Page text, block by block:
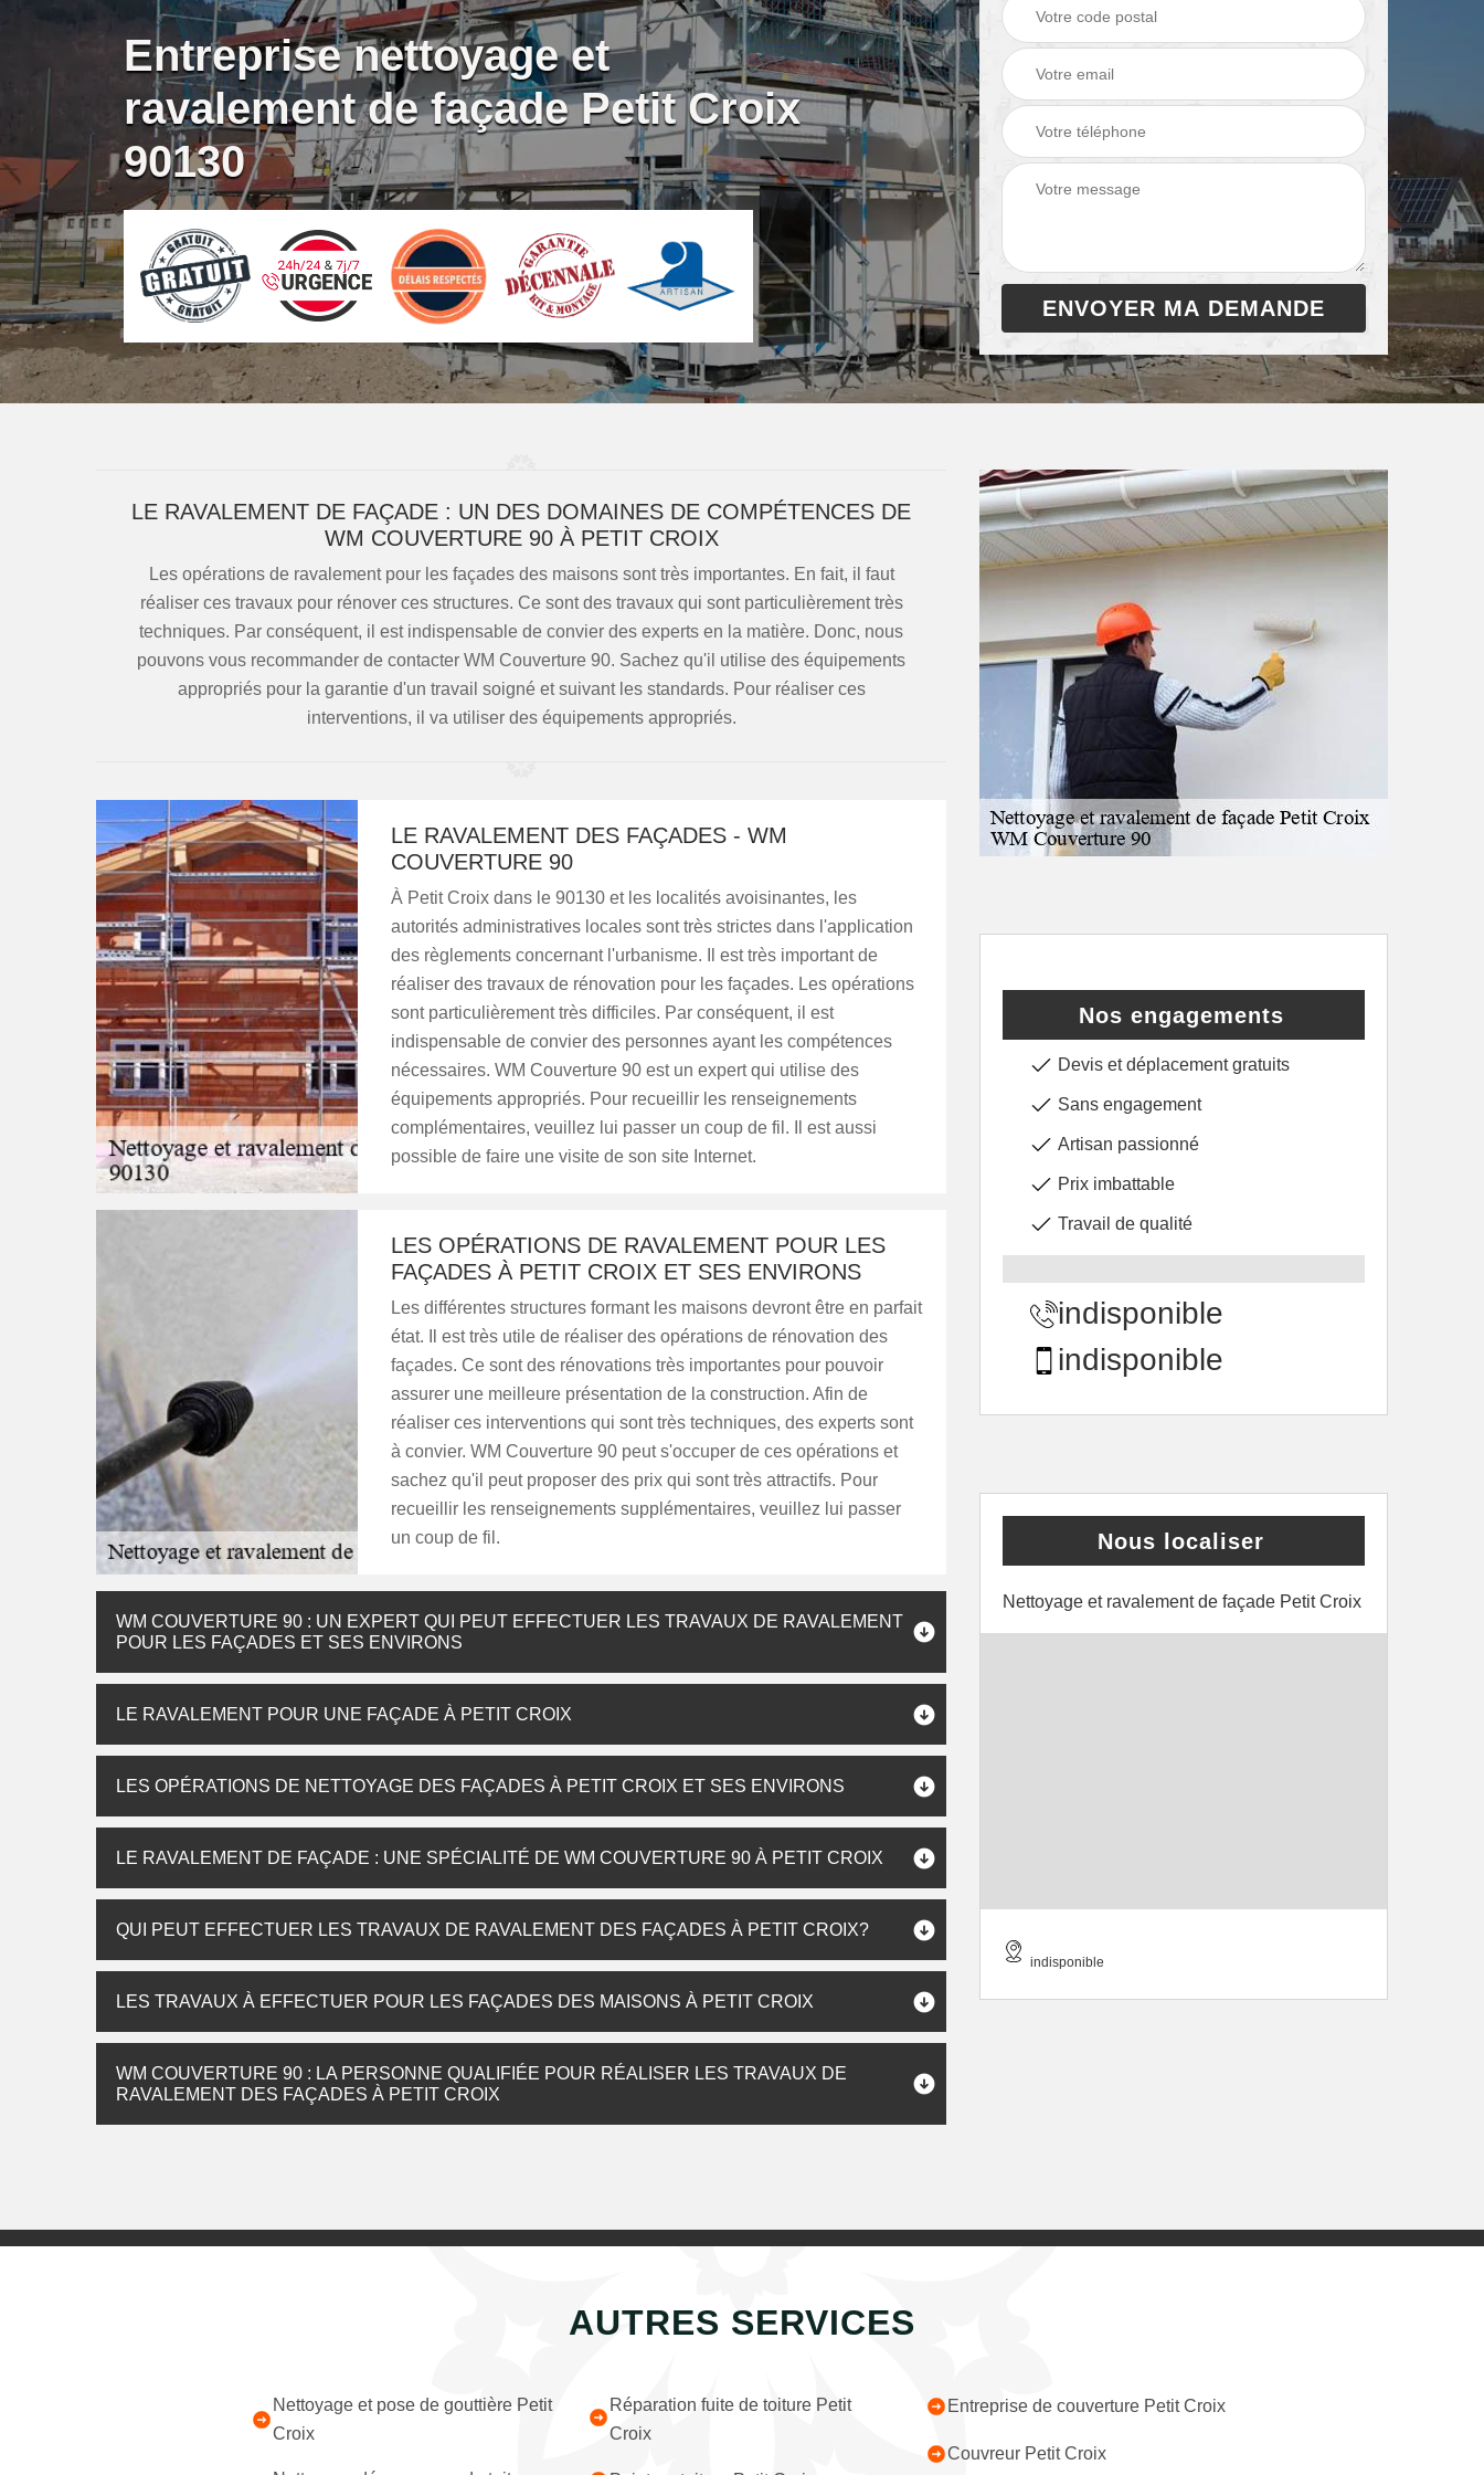
Entreprise nettoyage et
ravalement de façade Petit Croix
90130
LE RAVALEMENT DE FAÇADE : UN DES DOMAINES DE COMPÉTENCES DE
WM COUVERTURE 90 À PETIT CROIX
Les opérations de ravalement pour les façades des maisons sont très importantes. En fait, il faut
réaliser ces travaux pour rénover ces structures. Ce sont des travaux qui sont particulièrement très
techniques. Par conséquent, il est indispensable de convier des experts en la matière. Donc, nous
pouvons vous recommander de contacter WM Couverture 90. Sachez qu'il utilise des équipements
appropriés pour la garantie d'un travail soigné et suivant les standards. Pour réaliser ces
interventions, il va utiliser des équipements appropriés.
LE RAVALEMENT DES FAÇADES - WM
COUVERTURE 90
À Petit Croix dans le 90130 et les localités avoisinantes, les
autorités administratives locales sont très strictes dans l'application
des règlements concernant l'urbanisme. Il est très important de
réaliser des travaux de rénovation pour les façades. Les opérations
sont particulièrement très difficiles. Par conséquent, il est
indispensable de convier des personnes ayant les compétences
nécessaires. WM Couverture 90 est un expert qui utilise des
équipements appropriés. Pour recueillir les renseignements
complémentaires, veuillez lui passer un coup de fil. Il est aussi
possible de faire une visite de son site Internet.
LES OPÉRATIONS DE RAVALEMENT POUR LES
FAÇADES À PETIT CROIX ET SES ENVIRONS
Les différentes structures formant les maisons devront être en parfait
état. Il est très utile de réaliser des opérations de rénovation des
façades. Ce sont des rénovations très importantes pour pouvoir
assurer une meilleure présentation de la construction. Afin de
réaliser ces interventions qui sont très techniques, des experts sont
à convier. WM Couverture 90 peut s'occuper de ces opérations et
sachez qu'il peut proposer des prix qui sont très attractifs. Pour
recueillir les renseignements supplémentaires, veuillez lui passer
un coup de fil.
WM COUVERTURE 90 : UN EXPERT QUI PEUT EFFECTUER LES TRAVAUX DE RAVALEMENT
POUR LES FAÇADES ET SES ENVIRONS
LE RAVALEMENT POUR UNE FAÇADE À PETIT CROIX
LES OPÉRATIONS DE NETTOYAGE DES FAÇADES À PETIT CROIX ET SES ENVIRONS
LE RAVALEMENT DE FAÇADE : UNE SPÉCIALITÉ DE WM COUVERTURE 90 À PETIT CROIX
QUI PEUT EFFECTUER LES TRAVAUX DE RAVALEMENT DES FAÇADES À PETIT CROIX?
LES TRAVAUX À EFFECTUER POUR LES FAÇADES DES MAISONS À PETIT CROIX
WM COUVERTURE 90 : LA PERSONNE QUALIFIÉE POUR RÉALISER LES TRAVAUX DE
RAVALEMENT DES FAÇADES À PETIT CROIX
Nos engagements
Devis et déplacement gratuits
Sans engagement
Artisan passionné
Prix imbattable
Travail de qualité
indisponible
indisponible
Nous localiser
Nettoyage et ravalement de façade Petit Croix
indisponible
AUTRES SERVICES
Nettoyage et pose de gouttière Petit
Croix
Réparation fuite de toiture Petit
Croix
Entreprise de couverture Petit Croix
Couvreur Petit Croix